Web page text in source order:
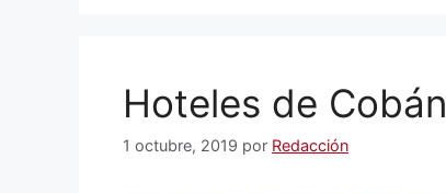
Hoteles de Cobán
1 octubre, 2019 por Redacción